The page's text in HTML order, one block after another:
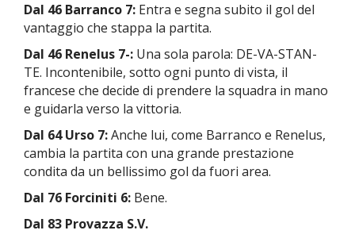
Dal 46 Barranco 7: Entra e segna subito il gol del
vantaggio che stappa la partita.
Dal 46 Renelus 7-: Una sola parola: DE-VA-STAN-
TE. Incontenibile, sotto ogni punto di vista, il
francese che decide di prendere la squadra in mano
e guidarla verso la vittoria.
Dal 64 Urso 7:Anche lui, come Barranco e Renelus,
cambia la partita con una grande prestazione
condita da un bellissimo gol da fuori area.
Dal 76 Forciniti 6: Bene.
Dal 83 Provazza S.V.